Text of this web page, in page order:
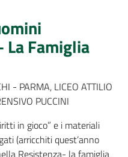
La Famiglia
- PARMA, LICEO ATTILIO
PUCCINI
in gioco” e i materiali
(arricchiti quest’anno
Resistenza- la famiglia